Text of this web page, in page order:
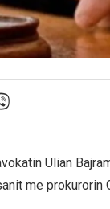
Ulian
me prokurorin